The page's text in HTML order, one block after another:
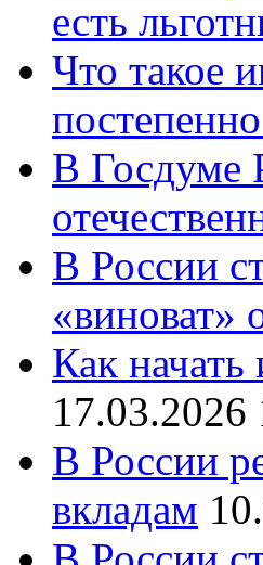
есть
Что такое
В Госдуме
В России
«виноват»
Как начать
17.03.2026
В России
вкладам